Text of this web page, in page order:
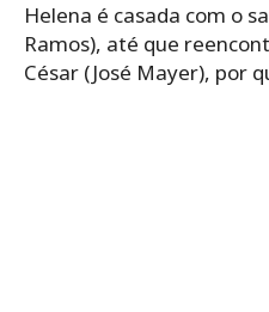
Helena é casada com o
Ramos), até que
César (José Mayer), por